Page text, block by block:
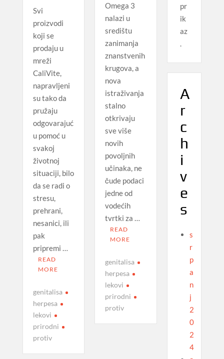
Svi
proizvodi
koji se
prodaju u
mreži
CaliVite,
napravljeni
su tako da
pružaju
odgovarajuć
u pomoć u
svakoj
životnoj
situaciji, bilo
da se radi o
stresu,
prehrani,
nesanici, ili
pak
pripremi …
READ
MORE
genitalisa
herpesa
lekovi
prirodni
protiv
Omega 3
nalazi u
središtu
zanimanja
znanstvenih
krugova, a
nova
istraživanja
stalno
otkrivaju
sve više
novih
povoljnih
učinaka, ne
čude podaci
jedne od
vodećih
tvrtki za …
READ
MORE
genitalisa
herpesa
lekovi
prirodni
protiv
pr
ik
az
.
A
r
c
h
i
v
e
s
s
r
p
a
n
j
2
0
2
4